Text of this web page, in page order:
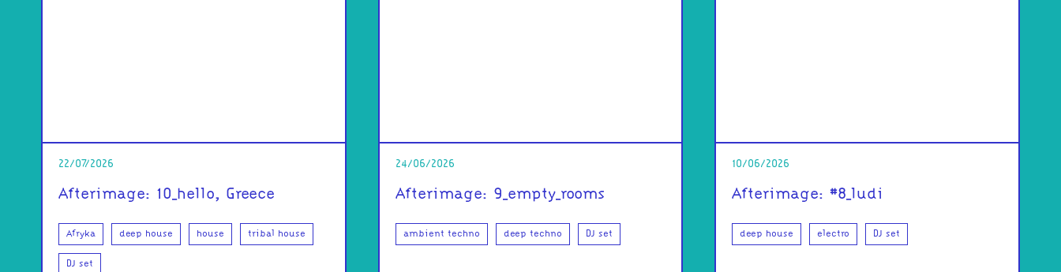
22/07/2026
Afterimage: 10_hello, Greece
Afryka deep house house tribal house
DJ set
24/06/2026
Afterimage: 9_empty_rooms
ambient techno deep techno DJ set
10/06/2026
Afterimage: #8_ludi
deep house electro DJ set